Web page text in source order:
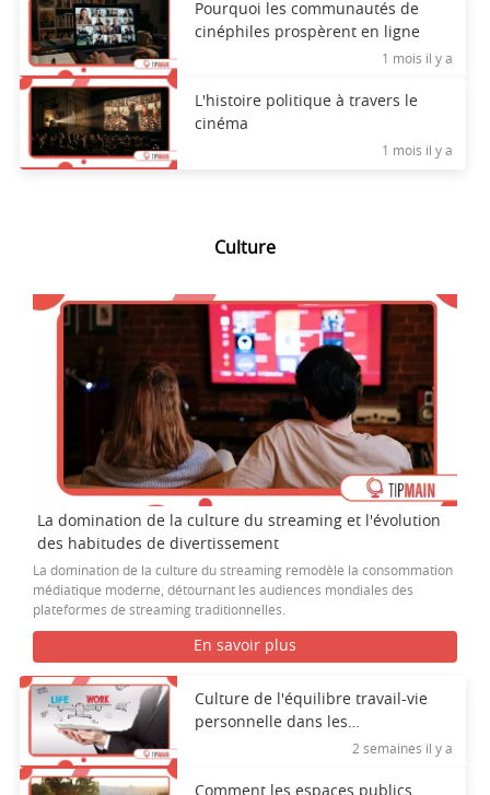
Pourquoi les communautés de
cinéphiles prospèrent en ligne
1 mois il y a
L'histoire politique à travers le
cinéma
1 mois il y a
Culture
La domination de la culture du streaming et l'évolution
des habitudes de divertissement
La domination de la culture du streaming remodèle la consommation
médiatique moderne, détournant les audiences mondiales des
plateformes de streaming traditionnelles.
En savoir plus
Culture de l'équilibre travail-vie
personnelle dans les
environnements d'entreprise
2 semaines il y a
Comment les espaces publics